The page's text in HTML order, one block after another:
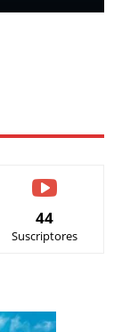
44
Suscriptores